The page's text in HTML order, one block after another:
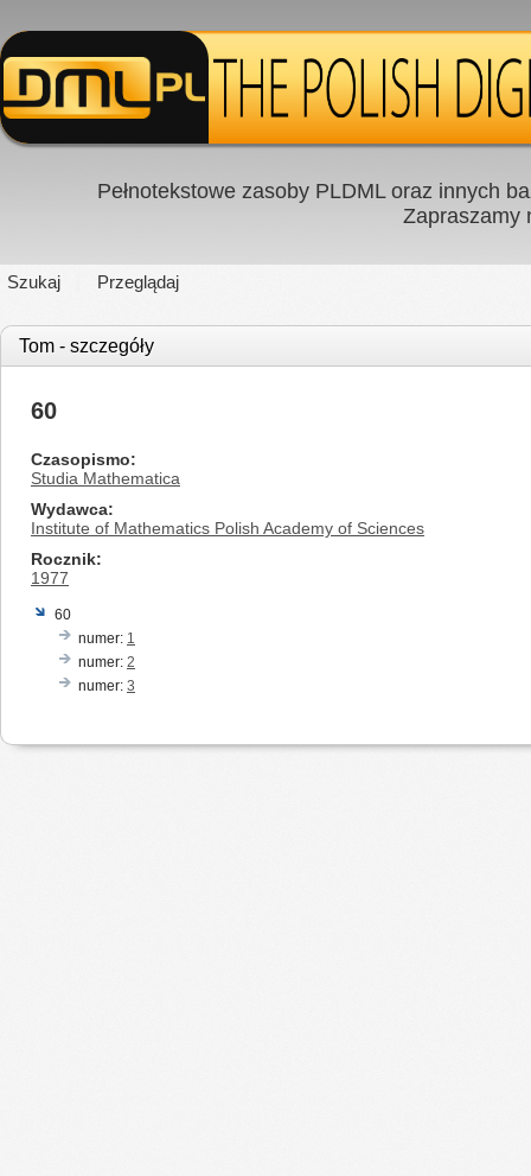
Pełnotekstowe zasoby PLDML oraz innych
Zapraszamy
Szukaj Przeglądaj
Tom - szczegóły
60
Czasopismo
Studia Mathematica
Wydawca
Institute of Mathematics Polish Academy of Sciences
Rocznik
1977
60
numer: 1
numer: 2
numer: 3